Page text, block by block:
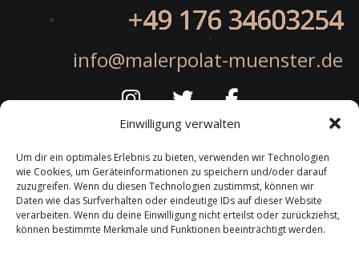
Einwilligung verwalten
Um dir ein optimales Erlebnis zu bieten, verwenden wir Technologien
wie Cookies, um Geräteinformationen zu speichern und/oder darauf
zuzugreifen. Wenn du diesen Technologien zustimmst, können wir
Daten wie das Surfverhalten oder eindeutige IDs auf dieser Website
verarbeiten. Wenn du deine Einwilligung nicht erteilst oder zurückziehst,
können bestimmte Merkmale und Funktionen beeinträchtigt werden.
+49 176 34603254
info@malerpolat-muenster.de
Rechtliches